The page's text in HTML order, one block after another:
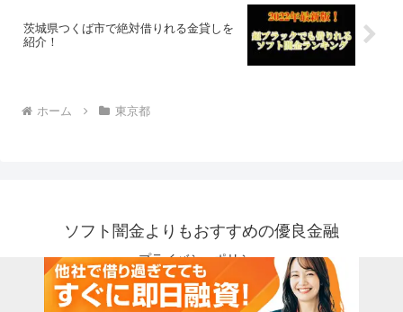
茨城県つくば市で絶対借りれる金貸しを
紹介！
ホーム 東京都
ソフト闇金よりもおすすめの優良金融
プライバシーポリシー
© 2018 ソフト闇金よりもおすすめの優良金融.